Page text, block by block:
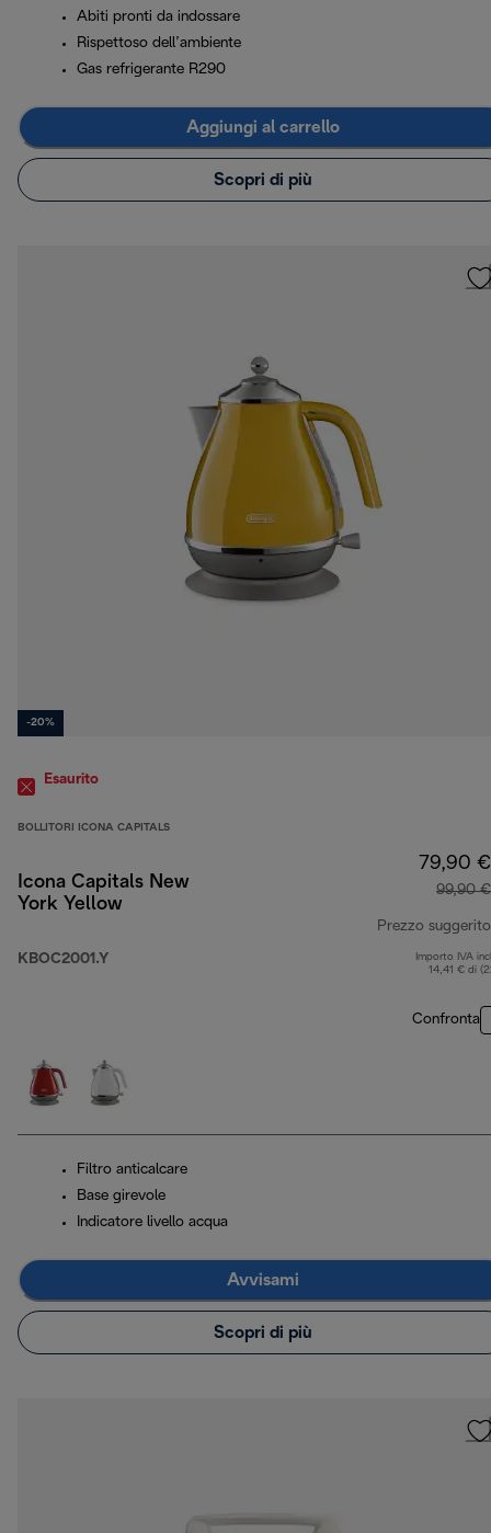
Abiti pronti da indossare
Rispettoso dell’ambiente
Gas refrigerante R290
Aggiungi al carrello
Scopri di più
-20%
Esaurito
BOLLITORI ICONA CAPITALS
Icona Capitals New
York Yellow
KBOC2001.Y
79,90 €
99,90 €
Prezzo suggerito
Importo IVA
14,41 € di
Confronta
Filtro anticalcare
Base girevole
Indicatore livello acqua
Avvisami
Scopri di più